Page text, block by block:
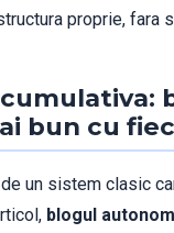
proprie, fara
bun cu
un sistem clasic
blogul